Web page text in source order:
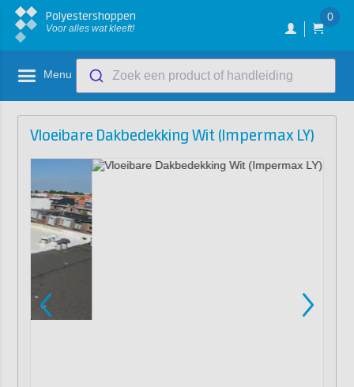
Polyestershoppen
Voor alles wat kleeft!
0
Menu Zoek een product of handleiding
Vloeibare Dakbedekking Wit (Impermax LY)